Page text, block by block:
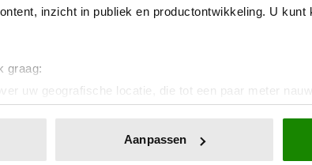
inzicht in publiek en productontwikkeling. U
graag:
uw geografische locatie, die tot een paar meter
door het actief te scannen op specifieke
of intrekken in de Cookieverklaring.
Aanpassen